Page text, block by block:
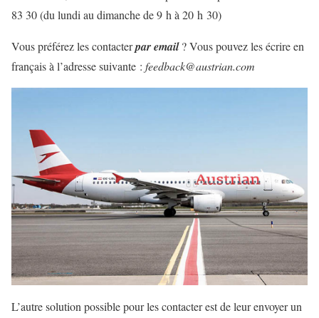
83 30 (du lundi au dimanche de 9 h à 20 h 30)
Vous préférez les contacterpar email? Vous pouvez les écrire en
français à l’adresse suivante : feedback@austrian.com
L’autre solution possible pour les contacter est de leur envoyer un